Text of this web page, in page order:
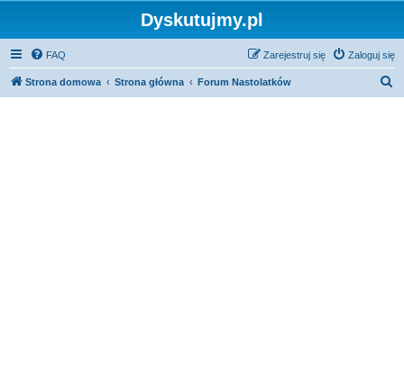
Dyskutujmy.pl
FAQ Zaloguj się
Zarejestruj się
Strona domowa Strona główna Forum Nastolatków